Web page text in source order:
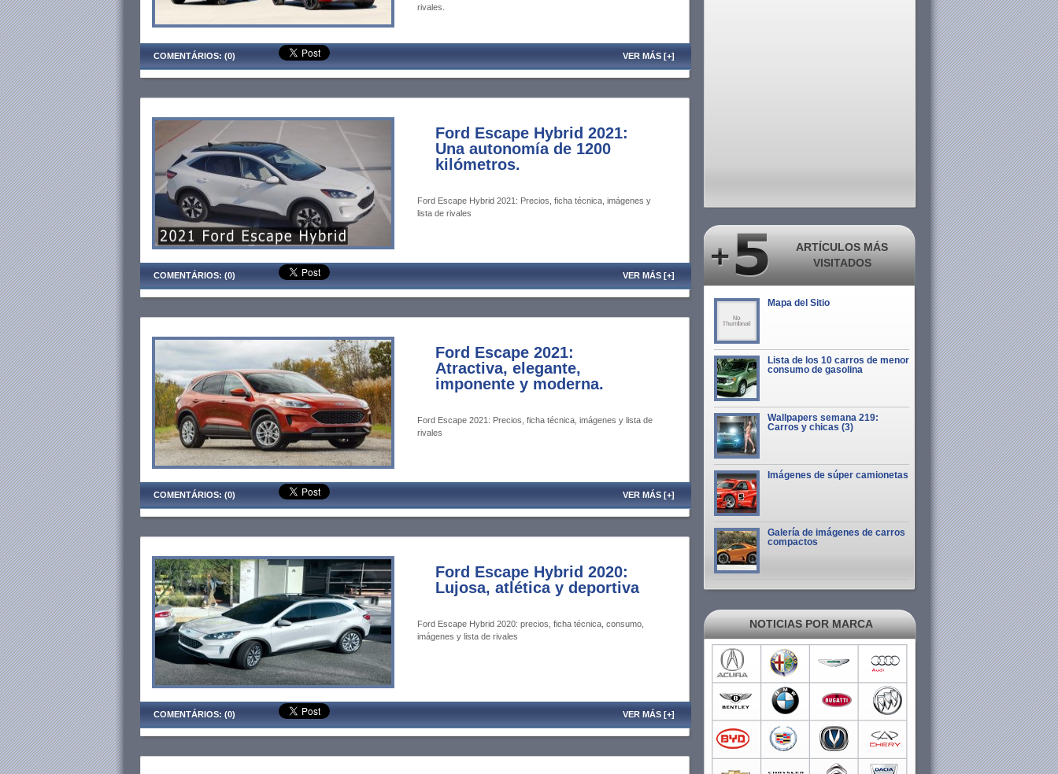
rivales.
COMENTÁRIOS: (0) VER MÁS [+]
Ford Escape Hybrid 2021:
Una autonomía de 1200
kilómetros.
Ford Escape Hybrid 2021: Precios, ficha técnica, imágenes y
lista de rivales
COMENTÁRIOS: (0) VER MÁS [+]
Ford Escape 2021:
Atractiva, elegante,
imponente y moderna.
Ford Escape 2021: Precios, ficha técnica, imágenes y lista de
rivales
COMENTÁRIOS: (0) VER MÁS [+]
Ford Escape Hybrid 2020:
Lujosa, atlética y deportiva
Ford Escape Hybrid 2020: precios, ficha técnica, consumo,
imágenes y lista de rivales
COMENTÁRIOS: (0) VER MÁS [+]
ARTÍCULOS MÁS
VISITADOS
Mapa del Sitio
Lista de los 10 carros de menor
consumo de gasolina
Wallpapers semana 219:
Carros y chicas (3)
Imágenes de súper camionetas
Galería de imágenes de carros
compactos
NOTICIAS POR MARCA